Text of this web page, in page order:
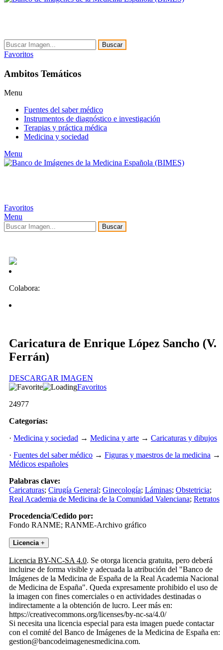
Buscar
Favoritos
Ambitos Temáticos
Menu
Fuentes del saber médico
Instrumentos de diagnóstico e investigación
Terapias y práctica médica
Medicina y sociedad
Menu
Favoritos
Menu
Buscar
Colabora:
Caricatura de Enrique López Sancho (V.
Ferrán)
DESCARGAR IMAGEN
Favoritos
24977
Categorías:
· Medicina y sociedad → Medicina y arte → Caricaturas y dibujos
· Fuentes del saber médico → Figuras y maestros de la medicina →
Médicos españoles
Palabras clave:
Caricaturas; Cirugía General; Ginecología; Láminas; Obstetricia;
Real Academia de Medicina de la Comunidad Valenciana; Retratos
Procedencia/Cedido por:
Fondo RANME; RANME-Archivo gráfico
Licencia +
Licencia BY-NC-SA 4.0. Se otorga licencia gratuita, pero deberá
incluirse de forma visible y adecuada la atribución del "Banco de
Imágenes de la Medicina de España de la Real Academia Nacional
de Medicina de España". Queda expresamente prohibido el uso de
la imagen con fines comerciales o en actividades destinadas o
indirectamente a la obtención de lucro. Leer más en:
https://creativecommons.org/licenses/by-nc-sa/4.0/
Si necesita una licencia especial para esta imagen puede contactar
con el comité del Banco de Imágenes de la Medicina de España en:
gestion@bancodeimagenesmedicina.com.